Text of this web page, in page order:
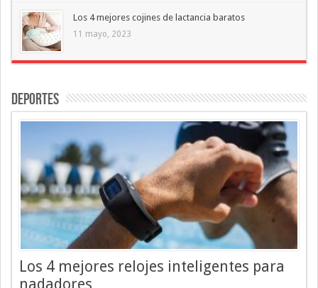
Los 4 mejores cojines de lactancia baratos
11 mayo, 2023
Deportes
Los 4 mejores relojes inteligentes para
nadadores